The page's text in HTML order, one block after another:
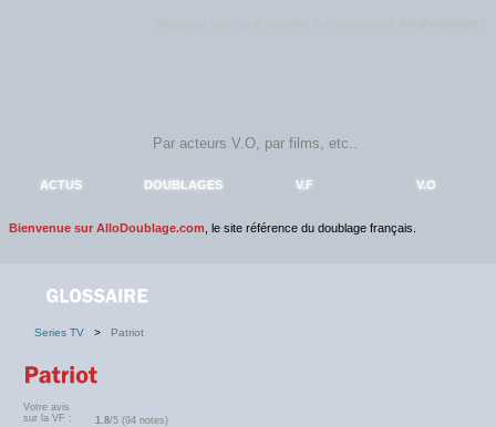
ACTUS DOUBLAGES V.F V.O
Bienvenue sur AlloDoublage.com , le site référence du doublage français.
Series TV > Patriot
Votre avis
sur la VF :
1.8/5 (94 notes)